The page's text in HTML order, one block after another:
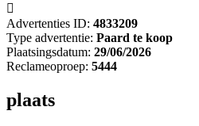

Advertenties ID: 4833209
Type advertentie: Paard te koop
Plaatsingsdatum: 29/06/2026
Reclameoproep: 5444
plaats